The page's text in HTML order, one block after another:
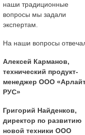
наши традиционные
вопросы мы задали
экспертам.
На наши вопросы
Алексей Карманов,
технический продукт-
менеджер ООО
РУС»
Григорий Найденков,
директор по развитию
новой техники ООО